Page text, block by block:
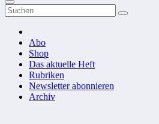
Abo
Shop
Das aktuelle Heft
Rubriken
Newsletter abonnieren
Archiv